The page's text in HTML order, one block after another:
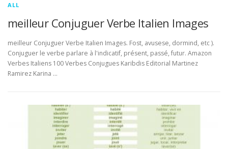
ALL
meilleur Conjuguer Verbe Italien Images
meilleur Conjuguer Verbe Italien Images. Fost, avusese, dormind, etc ).
Conjuguer le verbe parlare à l'indicatif, présent, passé, futur. Amazon
Verbes Italiens 100 Verbes Conjugues Karibdis Editorial Martinez
Ramirez Karina …